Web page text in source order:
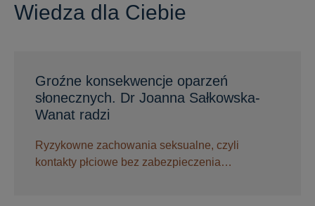
Wiedza dla Ciebie
Groźne konsekwencje oparzeń
słonecznych. Dr Joanna Sałkowska-
Wanat radzi
Ryzykowne zachowania seksualne, czyli
kontakty płciowe bez zabezpieczenia…